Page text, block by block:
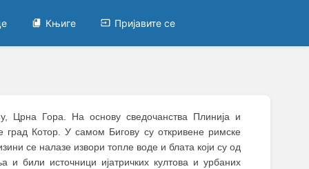
Књиге Пријавите се
Црна Гора. На основу сведочанства Плинија и
град Котор. У самом Бигову су откривене римске
се налазе извори топле воде и блата који су од
и били источници ијатричких култова и урбаних